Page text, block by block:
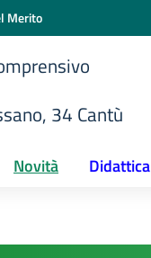
Merito
34 Cantù
Novità Didattica